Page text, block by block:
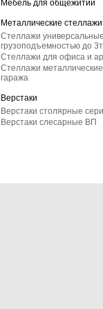
Мебель для общежитий
Металлические стеллажи
Стеллажи
грузоподъемностью до
Стеллажи для офиса и
Стеллажи
гаража
Верстаки
Верстаки столярные
Верстаки слесарные ВП